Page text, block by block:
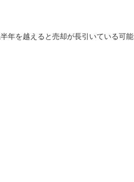
年を越えると売却が長引いている可能